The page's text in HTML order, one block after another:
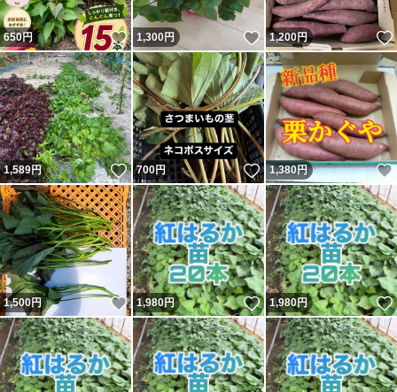
650円 いいね！
1,300円 いいね！
1,200円
1,589円 いいね！
700円 いいね！
1,380円
1,500円 いいね！
1,980円 いいね！
1,980円